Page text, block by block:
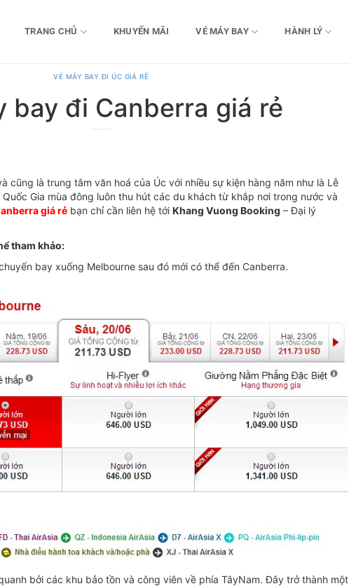
TRANG CHỦ KHUYẾN MÃI VÉ MÁY BAY HÀNH LÝ
VÉ MÁY BAY ĐI ÚC GIÁ RẺ
bay đi Canberra giá rẻ
cũng là trung tâm văn hoá của Úc với nhiều sự kiện hàng năm như là Lễ
Quốc Gia mùa đông luôn thu hút các du khách từ khắp nơi trong nước và
giá rẻ bạn chỉ cần liên hệ tới Khang Vuong Booking – Đại lý
tham khảo:
bay xuống Melbourne sau đó mới có thể đến Canberra.
bởi các khu bảo tồn và công viên về phía TâyNam. Đây trở thành một